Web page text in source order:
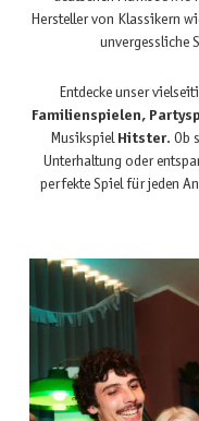
Hersteller von Klassikern
unvergessliche
Entdecke unser
Familienspielen,
Musikspiel Hitster. Ob
Unterhaltung oder
perfekte Spiel für jeden